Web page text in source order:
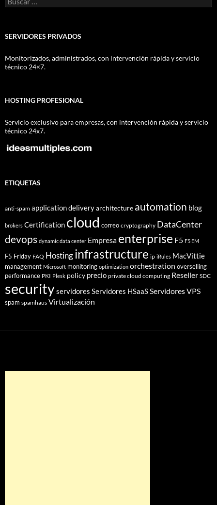
SERVIDORES PRIVADOS
Monitorizados, administrados, con intervención rápida y servicio
técnico 24×7.
HOSTING PROFESIONAL
Servicio exclusivo para empresas, con intervención rápida y servicio
técnico 24x7.
ETIQUETAS
anti-spam application deliveryarchitecture automation blog
brokers Certification cloud correo cryptography DataCenter
devops dynamic data center Empresa enterprise F5 F5 EM
F5 Friday FAQ Hostinginfrastructure ip iRules MacVittie
management Microsoft monitoring optimization orchestration overselling
performance PKI Plesk policy precio private cloud computing Reseller SDC
securityservidores Servidores HSaaSServidores VPS
spam spamhaus Virtualización